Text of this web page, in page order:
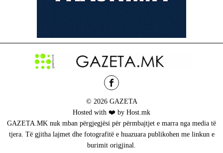
© 2026 GAZETA
Hosted with ❤️ by Host.mk
GAZETA.MK nuk mban përgjegjësi për përmbajtjet e marra nga media të
tjera. Të gjitha lajmet dhe fotografitë e huazuara publikohen me linkun e
burimit origjinal.